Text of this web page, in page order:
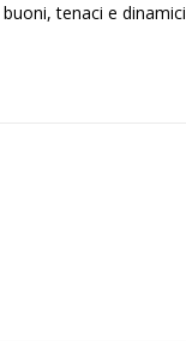
tenaci e dinamici